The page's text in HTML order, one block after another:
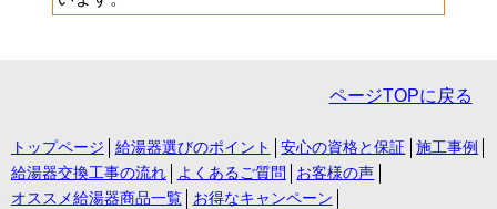
ページTOPに戻る
トップページ 給湯器選びのポイント 安心の資格と保証
施工事例
給湯器交換工事の流れ
よくあるご質問
お客様の声
オススメ給湯器商品一覧
お得なキャンペーン